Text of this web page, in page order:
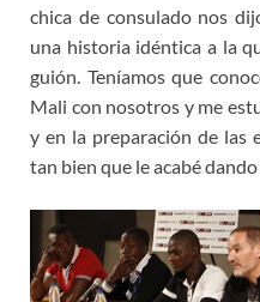
chica de consulado nos
una historia idéntica a la
guión. Teníamos que
Mali con nosotros y me
y en la preparación de las
tan bien que le acabé